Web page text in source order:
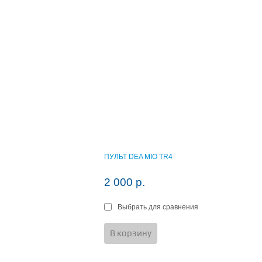
ПУЛЬТ DEA MIO TR4
2 000 р.
Выбрать для сравнения
В корзину